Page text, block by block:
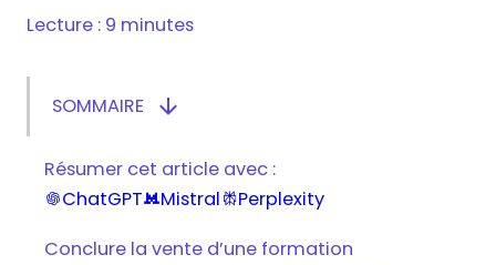
Lecture : 9 minutes
SOMMAIRE Afficher/masquer le sommaire
vente de formation ?
Connaître votre cible sur le bout des doigts
Affirmer votre présence en ligne
Résumer cet article avec :
ChatGPTMistral Perplexity
Conclure la vente d’une formation